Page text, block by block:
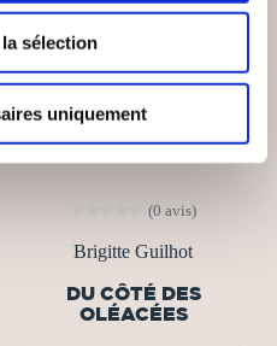
sélection
uniquement
(0 avis)
Brigitte Guilhot
DU CÔTÉ DES
OLÉACÉES